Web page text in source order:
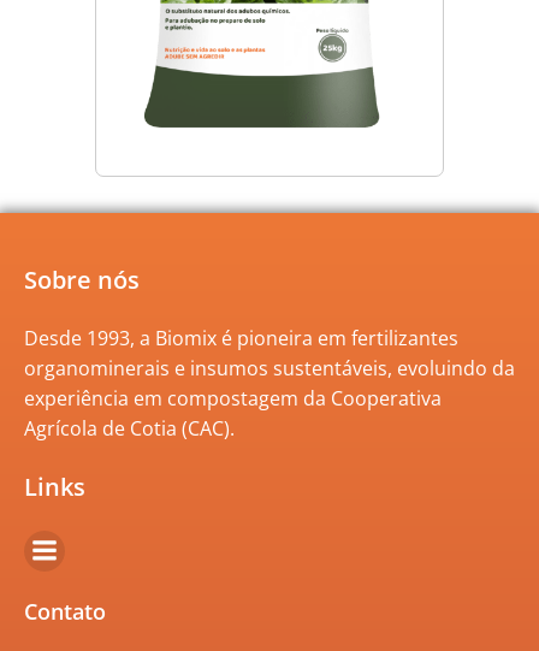
Sobre nós
Desde 1993, a Biomix é pioneira em fertilizantes
organominerais e insumos sustentáveis, evoluindo da
experiência em compostagem da Cooperativa
Agrícola de Cotia (CAC).
Links
Contato